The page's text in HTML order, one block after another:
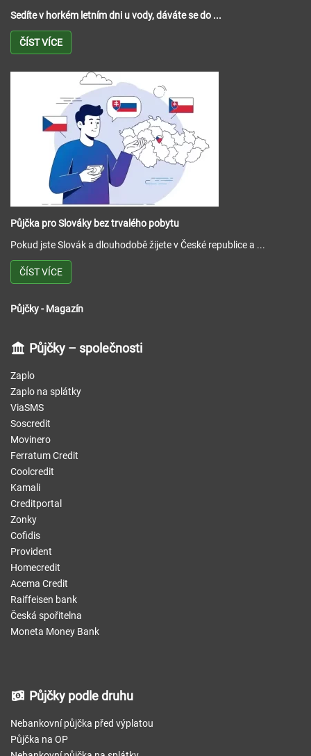
Sedíte v horkém letním dni u vody, dáváte se do ...
ČÍST VÍCE
Půjčka pro Slováky bez trvalého pobytu
Pokud jste Slovák a dlouhodobě žijete v České republice a ...
ČÍST VÍCE
Půjčky - Magazín
Půjčky – společnosti
Zaplo
Zaplo na splátky
ViaSMS
Soscredit
Movinero
Ferratum Credit
Coolcredit
Kamali
Creditportal
Zonky
Cofidis
Provident
Homecredit
Acema Credit
Raiffeisen bank
Česká spořitelna
Moneta Money Bank
Půjčky podle druhu
Nebankovní půjčka před výplatou
Půjčka na OP